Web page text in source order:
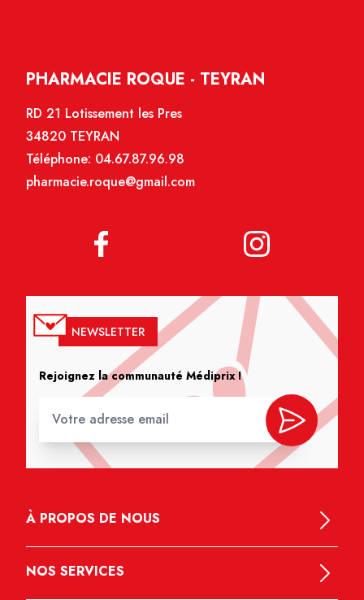
PHARMACIE ROQUE - TEYRAN
RD 21 Lotissement les Pres
34820 TEYRAN
Téléphone: 04.67.87.96.98
pharmacie.roque@gmail.com
NEWSLETTER
Rejoignez la communauté Médiprix !
À PROPOS DE NOUS
NOS SERVICES